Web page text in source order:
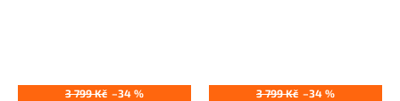
3 799 Kč –34 % 3 799 Kč –34 %